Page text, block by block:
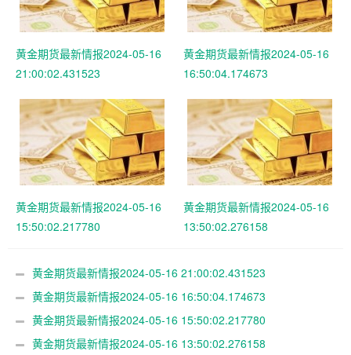
黄金期货最新情报2024-05-16
21:00:02.431523
黄金期货最新情报2024-05-16
16:50:04.174673
黄金期货最新情报2024-05-16
15:50:02.217780
黄金期货最新情报2024-05-16
13:50:02.276158
黄金期货最新情报2024-05-16 21:00:02.431523
黄金期货最新情报2024-05-16 16:50:04.174673
黄金期货最新情报2024-05-16 15:50:02.217780
黄金期货最新情报2024-05-16 13:50:02.276158